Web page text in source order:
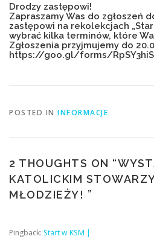
Drodzy zastępowi!
Zapraszamy Was do zgłoszeń
zastępowi na rekolekcjach
wybrać kilka terminów, które
Zgłoszenia przyjmujemy do
https://goo.gl/forms/
POSTED IN INFORMACJE
2 THOUGHTS ON “
KATOLICKIM
MŁODZIEŻY! ”
Pingback: Start w KSM |